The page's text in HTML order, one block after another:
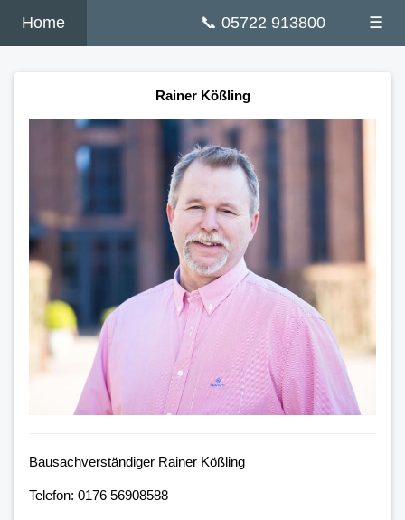
☰
📞 05722 913800
Home
Rainer Kößling
Bausachverständiger Rainer Kößling
Telefon: 0176 56908588